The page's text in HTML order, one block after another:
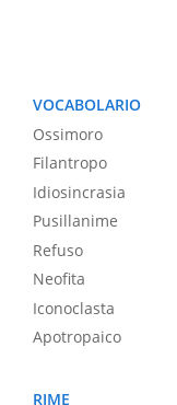
VOCABOLARIO
Ossimoro
Filantropo
Idiosincrasia
Pusillanime
Refuso
Neofita
Iconoclasta
Apotropaico
RIME